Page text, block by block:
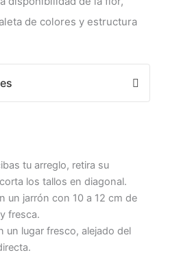
de colores y estructura
tu arreglo, retira su
los tallos en diagonal.
un jarrón con 10 a 12 cm de
fresca.
un lugar fresco, alejado del